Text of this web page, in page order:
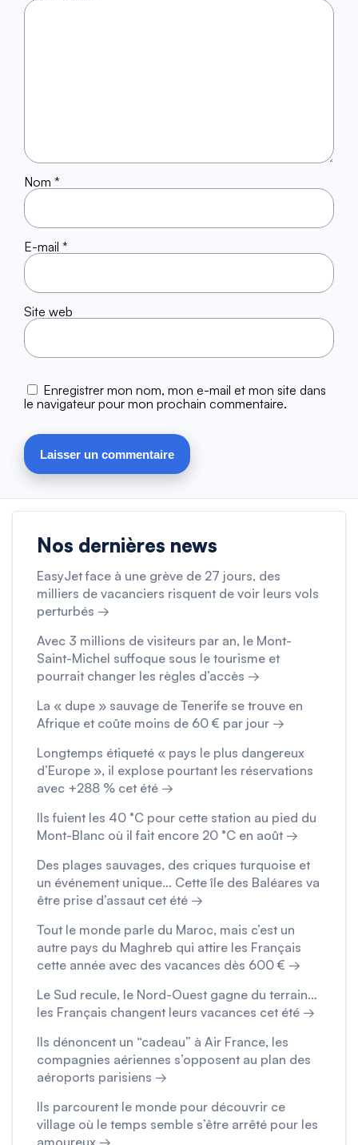
Nom *
E-mail *
Site web
Enregistrer mon nom, mon e-mail et mon site dans
le navigateur pour mon prochain commentaire.
Nos dernières news
EasyJet face à une grève de 27 jours, des
milliers de vacanciers risquent de voir leurs vols
perturbés →
Avec 3 millions de visiteurs par an, le Mont-
Saint-Michel suffoque sous le tourisme et
pourrait changer les règles d’accès →
La « dupe » sauvage de Tenerife se trouve en
Afrique et coûte moins de 60 € par jour →
Longtemps étiqueté « pays le plus dangereux
d’Europe », il explose pourtant les réservations
avec +288 % cet été →
Ils fuient les 40 °C pour cette station au pied du
Mont-Blanc où il fait encore 20 °C en août →
Des plages sauvages, des criques turquoise et
un événement unique… Cette île des Baléares va
être prise d’assaut cet été →
Tout le monde parle du Maroc, mais c’est un
autre pays du Maghreb qui attire les Français
cette année avec des vacances dès 600 € →
Le Sud recule, le Nord-Ouest gagne du terrain…
les Français changent leurs vacances cet été →
Ils dénoncent un “cadeau” à Air France, les
compagnies aériennes s’opposent au plan des
aéroports parisiens →
Ils parcourent le monde pour découvrir ce
village où le temps semble s’être arrêté pour les